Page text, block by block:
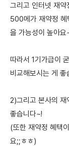
그리고 인터넷 재약
500메가 재약정 혜
을 가능성이 높아
따라서 1기가급이
비교해보시는 게 좋
2)그리고 본사의 재
좋습니다~!
(또한 재약정 혜택
요;;ㅎㅎ)